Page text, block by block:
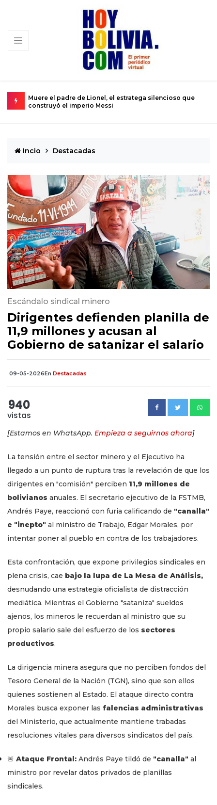
Urkupiña: El valle donde la piedra brota milagros y la fe
se convierte en realidad
Incio Destacadas
Escándalo sindical minero
Dirigentes defienden planilla de
11,9 millones y acusan al
Gobierno de satanizar el salario
09-05-2026En Destacadas
940
vistas
[Estamos en WhatsApp. Empieza a seguirnos ahora]
La tensión entre el sector minero y el Ejecutivo ha
llegado a un punto de ruptura tras la revelación de que los
dirigentes en "comisión" perciben 11,9 millones de
bolivianos anuales. El secretario ejecutivo de la FSTMB,
Andrés Paye, reaccionó con furia calificando de "canalla"
e "inepto" al ministro de Trabajo, Edgar Morales, por
intentar poner al pueblo en contra de los trabajadores.
Esta confrontación, que expone privilegios sindicales en
plena crisis, cae bajo la lupa de La Mesa de Análisis,
desnudando una estrategia oficialista de distracción
mediática. Mientras el Gobierno "sataniza" sueldos
ajenos, los mineros le recuerdan al ministro que su
propio salario sale del esfuerzo de los sectores
productivos.
La dirigencia minera asegura que no perciben fondos del
Tesoro General de la Nación (TGN), sino que son ellos
quienes sostienen al Estado. El ataque directo contra
Morales busca exponer las falencias administrativas
del Ministerio, que actualmente mantiene trabadas
resoluciones vitales para diversos sindicatos del país.
🚨 Ataque Frontal: Andrés Paye tildó de "canalla" al
ministro por revelar datos privados de planillas
sindicales.